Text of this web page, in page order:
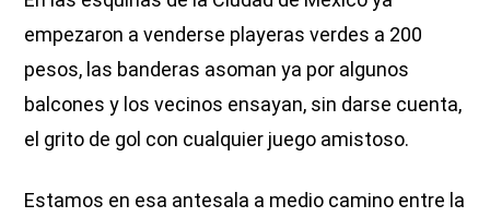
empezaron a venderse playeras verdes a 200
pesos, las banderas asoman ya por algunos
balcones y los vecinos ensayan, sin darse cuenta,
el grito de gol con cualquier juego amistoso.
Estamos en esa antesala a medio camino entre la